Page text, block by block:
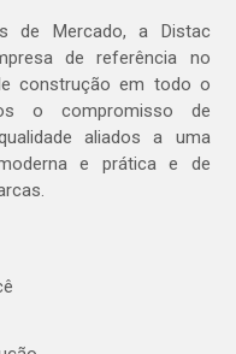
de Mercado, a Distac
de referência no
construção em todo o
o compromisso de
aliados a uma
e prática e de